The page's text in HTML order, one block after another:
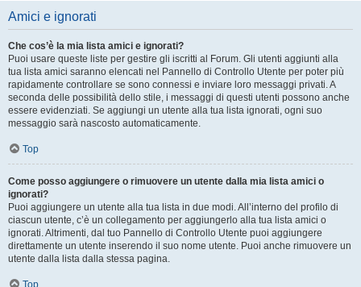
Amici e ignorati
Che cos’è la mia lista amici e ignorati?
Puoi usare queste liste per gestire gli iscritti al Forum. Gli utenti aggiunti alla
tua lista amici saranno elencati nel Pannello di Controllo Utente per poter più
rapidamente controllare se sono connessi e inviare loro messaggi privati. A
seconda delle possibilità dello stile, i messaggi di questi utenti possono anche
essere evidenziati. Se aggiungi un utente alla tua lista ignorati, ogni suo
messaggio sarà nascosto automaticamente.
Top
Come posso aggiungere o rimuovere un utente dalla mia lista amici o
ignorati?
Puoi aggiungere un utente alla tua lista in due modi. All’interno del profilo di
ciascun utente, c’è un collegamento per aggiungerlo alla tua lista amici o
ignorati. Altrimenti, dal tuo Pannello di Controllo Utente puoi aggiungere
direttamente un utente inserendo il suo nome utente. Puoi anche rimuovere un
utente dalla lista dalla stessa pagina.
Top